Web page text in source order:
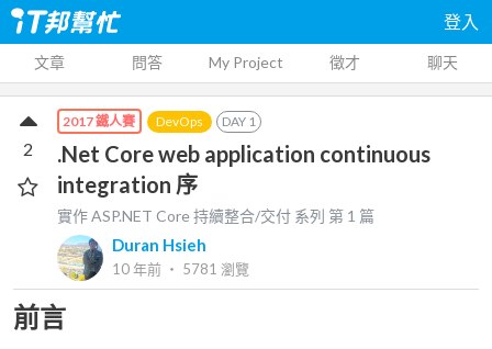
登入
文章 問答 My Project 徵才 聊天
2017 鐵人賽 DevOps DAY 1
.Net Core web application continuous
integration 序
實作 ASP.NET Core 持續整合/交付 系列 第 1 篇
Duran Hsieh
10 年前 ‧ 5781 瀏覽
2
前言